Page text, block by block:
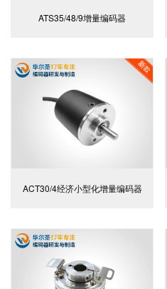
ATS35/48/9增量编码器
ACT30/4经济小型化增量编码器